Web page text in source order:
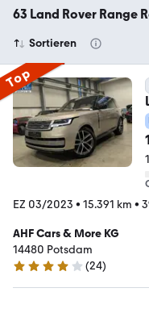
63 Land Rover Range
Sortieren
Top
EZ 03/2023 • 15.391 km •
AHF Cars & More KG
14480 Potsdam
4.1 Sterne
(24)